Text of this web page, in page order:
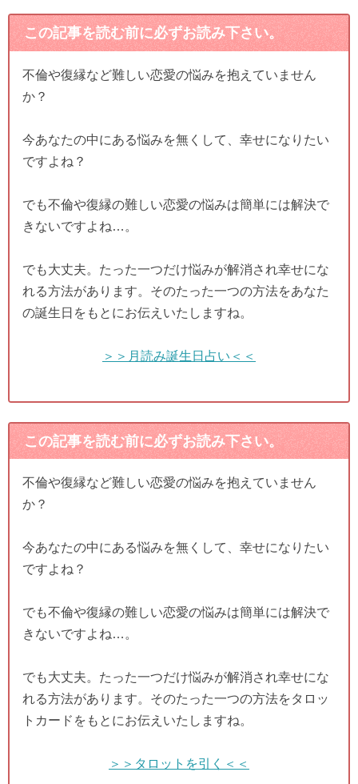
この記事を読む前に必ずお読み下さい。
不倫や復縁など難しい恋愛の悩みを抱えていません
か？
今あなたの中にある悩みを無くして、幸せになりたい
ですよね？
でも不倫や復縁の難しい恋愛の悩みは簡単には解決で
きないですよね…。
でも大丈夫。たった一つだけ悩みが解消され幸せにな
れる方法があります。そのたった一つの方法をあなた
の誕生日をもとにお伝えいたしますね。
＞＞月読み誕生日占い＜＜
この記事を読む前に必ずお読み下さい。
不倫や復縁など難しい恋愛の悩みを抱えていません
か？
今あなたの中にある悩みを無くして、幸せになりたい
ですよね？
でも不倫や復縁の難しい恋愛の悩みは簡単には解決で
きないですよね…。
でも大丈夫。たった一つだけ悩みが解消され幸せにな
れる方法があります。そのたった一つの方法をタロッ
トカードをもとにお伝えいたしますね。
＞＞タロットを引く＜＜